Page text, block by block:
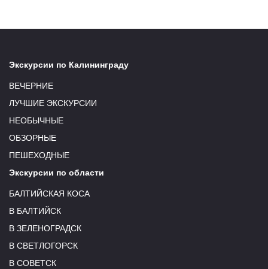
Экскурсии по Калининграду
ВЕЧЕРНИЕ
ЛУЧШИЕ ЭКСКУРСИИ
НЕОБЫЧНЫЕ
ОБЗОРНЫЕ
ПЕШЕХОДНЫЕ
Экскурсии по области
БАЛТИЙСКАЯ КОСА
В БАЛТИЙСК
В ЗЕЛЕНОГРАДСК
В СВЕТЛОГОРСК
В СОВЕТСК